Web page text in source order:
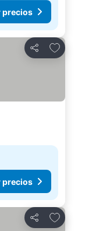
precios
Compartir
Agregar a
precios
Compartir
Agregar a